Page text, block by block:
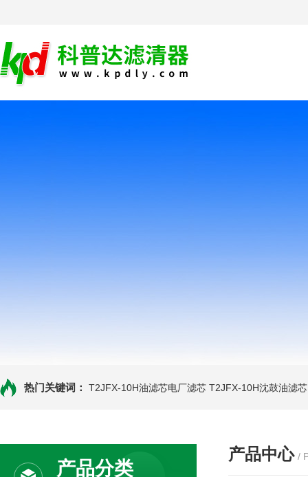
热门关键词： T2JFX-10H油滤芯电厂滤芯 T2JFX-10H沈鼓油滤芯
产品分类
产品中心 /